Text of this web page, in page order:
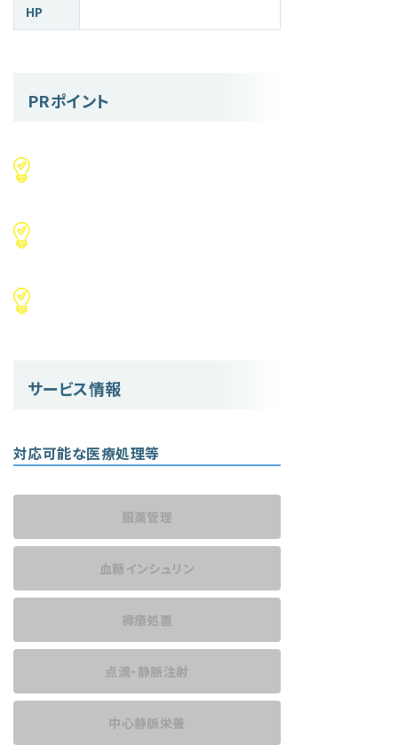
HP
PRポイント
サービス情報
対応可能な医療処理等
服薬管理
血糖インシュリン
褥瘡処置
点滴・静脈注射
中心静脈栄養